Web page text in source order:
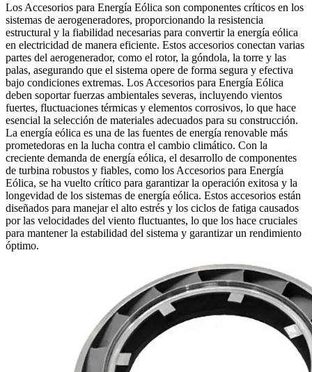
Los Accesorios para Energía Eólica son componentes críticos en los
sistemas de aerogeneradores, proporcionando la resistencia
estructural y la fiabilidad necesarias para convertir la energía eólica
en electricidad de manera eficiente. Estos accesorios conectan varias
partes del aerogenerador, como el rotor, la góndola, la torre y las
palas, asegurando que el sistema opere de forma segura y efectiva
bajo condiciones extremas. Los Accesorios para Energía Eólica
deben soportar fuerzas ambientales severas, incluyendo vientos
fuertes, fluctuaciones térmicas y elementos corrosivos, lo que hace
esencial la selección de materiales adecuados para su construcción.
La energía eólica es una de las fuentes de energía renovable más
prometedoras en la lucha contra el cambio climático. Con la
creciente demanda de energía eólica, el desarrollo de componentes
de turbina robustos y fiables, como los Accesorios para Energía
Eólica, se ha vuelto crítico para garantizar la operación exitosa y la
longevidad de los sistemas de energía eólica. Estos accesorios están
diseñados para manejar el alto estrés y los ciclos de fatiga causados
por las velocidades del viento fluctuantes, lo que los hace cruciales
para mantener la estabilidad del sistema y garantizar un rendimiento
óptimo.